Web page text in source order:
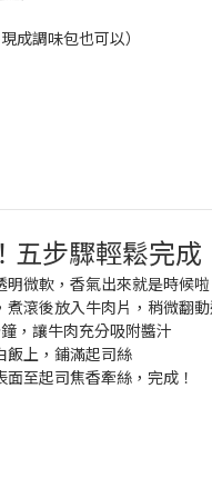
成調味包也可以）
五步驟輕鬆完成
明微軟，香氣出來就是時候啦
煮滾後放入牛肉片，稍微翻
，讓牛肉充分吸附醬汁
飯上，鋪滿起司絲
面至起司焦香牽絲，完成！